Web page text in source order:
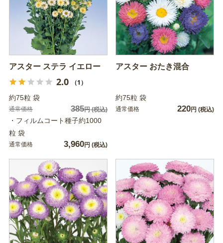
アスター ステラ イエロー
2.0 （1）
約75粒 袋
通常価格 385円(税込)
・フィルムコート種子約1000
粒 袋
通常価格 3,960円 (税込)
アスター おたき混合
約75粒 袋
通常価格 220円 (税込)